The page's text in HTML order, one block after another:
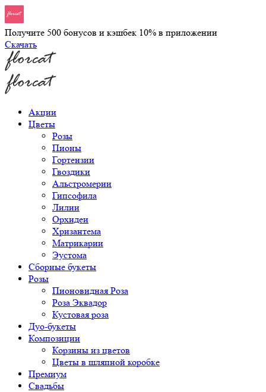
Получите 500 бонусов и кэшбек 10% в приложении
Скачать
Акции
Цветы
Розы
Пионы
Гортензии
Гвоздики
Альстромерии
Гипсофила
Лилии
Орхидеи
Хризантема
Матрикарии
Эустома
Сборные букеты
Розы
Пионовидная Роза
Роза Эквадор
Кустовая роза
Дуо-букеты
Композиции
Корзины из цветов
Цветы в шляпной коробке
Премиум
Свадьбы